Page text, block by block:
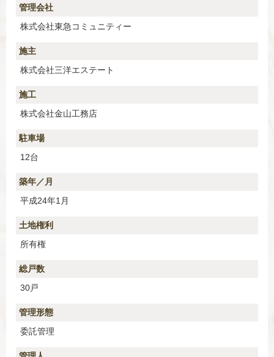
管理会社
株式会社東急コミュニティー
施主
株式会社三洋エステート
施工
株式会社金山工務店
駐車場
12台
築年／月
平成24年1月
土地権利
所有権
総戸数
30戸
管理形態
委託管理